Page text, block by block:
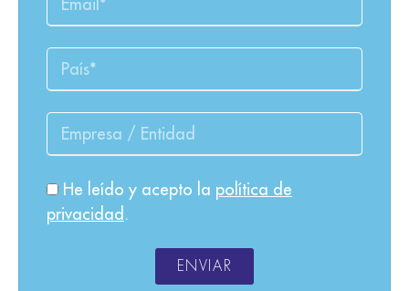
He leído y acepto la política de
privacidad .
ENVIAR